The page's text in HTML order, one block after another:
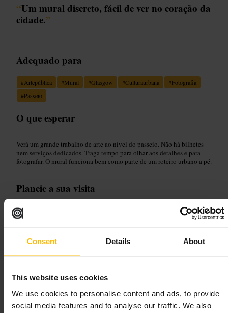
Consent Details About
This website uses cookies
We use cookies to personalise content and ads, to provide
social media features and to analyse our traffic. We also
“Um mural discreto, fácil de ver no coração da
cidade.”
Adequado para
#Artepública #Mural #Glasgow #Culturaurbana #Fotografia
#Passeio
O que esperar
Verá um grande trabalho de arte ao nível do passeio. Não há bilhetes
nem serviços dedicados. Traga tempo para olhar aos detalhes e para
fotografar. O mural funciona bem como parte de um roteiro urbano a pé.
Planeie a sua visita
Combine a visita com um passeio por Trongate e as ruas próximas. Pare
por uns minutos para olhar de várias distâncias, depois continue para
estrada.
165-167 Trongate, Glasgow G1 5HF, UK
Estátua equestre do Duque de
Wellington, Glasgow